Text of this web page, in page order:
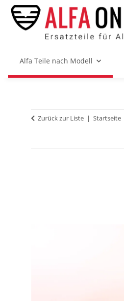
Alfa Teile nach Modell
Zurück zur Liste Startseite